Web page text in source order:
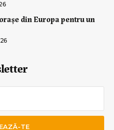
din Europa pentru un
TE